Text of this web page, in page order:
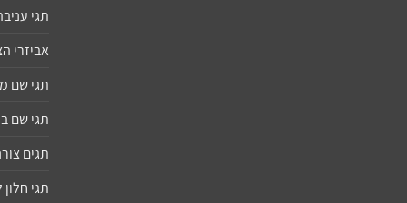
תגי
אביזרי
תגי שם
תגי שם
תגים
תגי